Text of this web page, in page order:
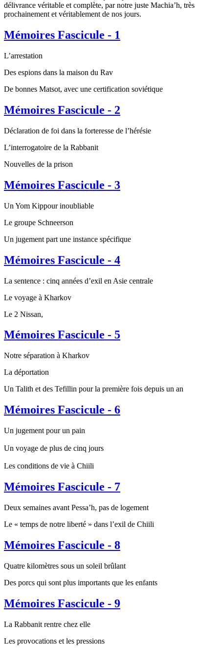
délivrance véritable et complète, par notre juste Machia’h, très
prochainement et véritablement de nos jours.
Mémoires Fascicule - 1
L’arrestation
Des espions dans la maison du Rav
De bonnes Matsot, avec une certification soviétique
Mémoires Fascicule - 2
Déclaration de foi dans la forteresse de l’hérésie
L’interrogatoire de la Rabbanit
Nouvelles de la prison
Mémoires Fascicule - 3
Un Yom Kippour inoubliable
Le groupe Schneerson
Un jugement part une instance spécifique
Mémoires Fascicule - 4
La sentence : cinq années d’exil en Asie centrale
Le voyage à Kharkov
Le 2 Nissan,
Mémoires Fascicule - 5
Notre séparation à Kharkov
La déportation
Un Talith et des Tefillin pour la première fois depuis un an
Mémoires Fascicule - 6
Un jugement pour un pain
Un voyage de plus de cinq jours
Les conditions de vie à Chiili
Mémoires Fascicule - 7
Deux semaines avant Pessa’h, pas de logement
Le « temps de notre liberté » dans l’exil de Chiili
Mémoires Fascicule - 8
Quatre kilomètres sous un soleil brûlant
Des porcs qui sont plus importants que les enfants
Mémoires Fascicule - 9
La Rabbanit rentre chez elle
Les provocations et les pressions